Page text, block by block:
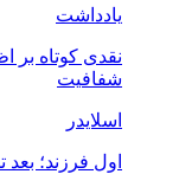
یادداشت
نقدی کوتاه بر
شفافیت
اسلایدر
اول فرزند؛ بعد